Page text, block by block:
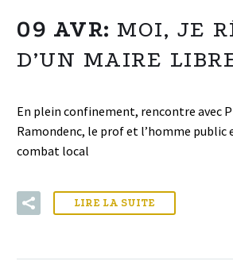
09 AVR: MOI, JE
D’UN MAIRE
En plein confinement, rencontre avec
Ramondenc, le prof et l’homme public
combat local
LIRE LA SUITE